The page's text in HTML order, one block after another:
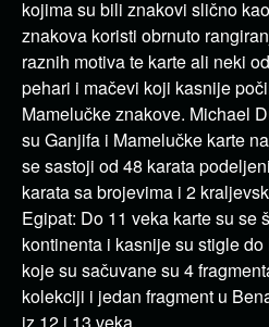
kojima su bili znakovi slično
znakova koristi obrnuto
raznih motiva te karte ali neki
pehari i mačevi koji kasnije
Mamelučke znakove. Michael
su Ganjifa i Mamelučke karte
se sastoji od 48 karata
karata sa brojevima i 2
Egipat: Do 11 veka karte su se
kontinenta i kasnije su stigle
koje su sačuvane su 4
kolekciji i jedan fragment u